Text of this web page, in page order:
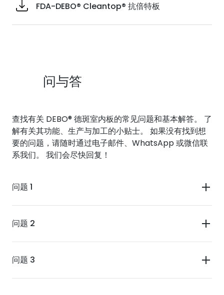
FDA-DEBO® Cleantop® 抗倍特板
问与答
查找有关 DEBO® 德斑室内板的常见问题和基本解答。 了
解有关其功能、生产与加工的小贴士。 如果没有找到想
要的问题，请随时通过电子邮件、WhatsApp 或微信联
系我们。 我们会尽快回复！
问题 1
问题 2
问题 3